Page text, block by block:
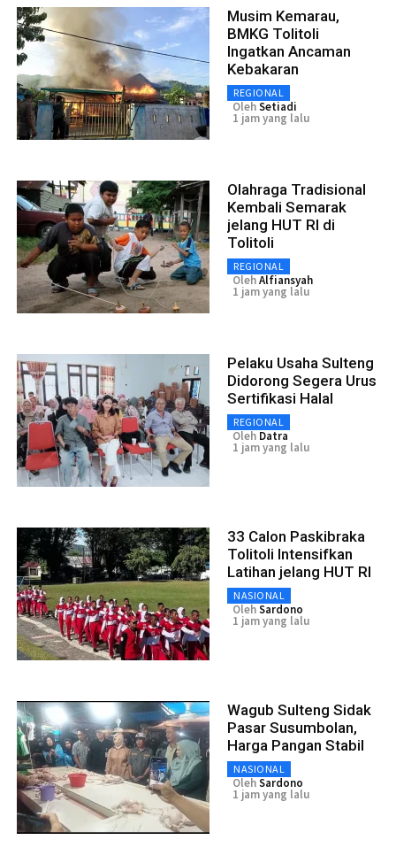
Musim Kemarau,
BMKG Tolitoli
Ingatkan Ancaman
Kebakaran
REGIONAL
OlehSetiadi
1 jam yang lalu
Olahraga Tradisional
Kembali Semarak
jelang HUT RI di
Tolitoli
REGIONAL
OlehAlfiansyah
1 jam yang lalu
Pelaku Usaha Sulteng
Didorong Segera Urus
Sertifikasi Halal
REGIONAL
Oleh Datra
1 jam yang lalu
33 Calon Paskibraka
Tolitoli Intensifkan
Latihan jelang HUT RI
NASIONAL
OlehSardono
1 jam yang lalu
Wagub Sulteng Sidak
Pasar Susumbolan,
Harga Pangan Stabil
NASIONAL
OlehSardono
1 jam yang lalu